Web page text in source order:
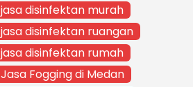
jasa disinfektan murah
jasa disinfektan ruangan
jasa disinfektan rumah
Jasa Fogging di Medan